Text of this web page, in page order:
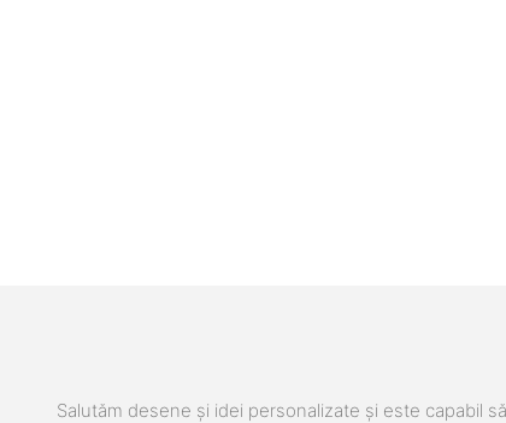
Salutăm desene și idei personalizate și este capabil